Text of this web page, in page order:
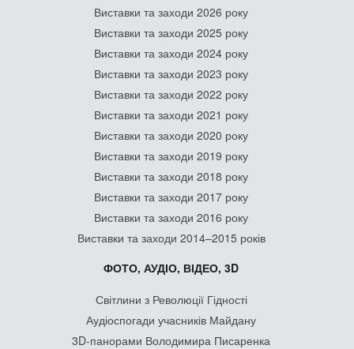
Виставки та заходи 2026 року
Виставки та заходи 2025 року
Виставки та заходи 2024 року
Виставки та заходи 2023 року
Виставки та заходи 2022 року
Виставки та заходи 2021 року
Виставки та заходи 2020 року
Виставки та заходи 2019 року
Виставки та заходи 2018 року
Виставки та заходи 2017 року
Виставки та заходи 2016 року
Виставки та заходи 2014–2015 років
ФОТО, АУДІО, ВІДЕО, 3D
Світлини з Революції Гідності
Аудіоспогади учасників Майдану
3D-панорами Володимира Писаренка